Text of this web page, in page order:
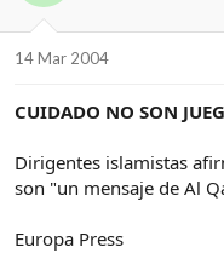
14 Mar 2004
CUIDADO NO SON
Dirigentes islamistas
son "un mensaje de Al
Europa Press